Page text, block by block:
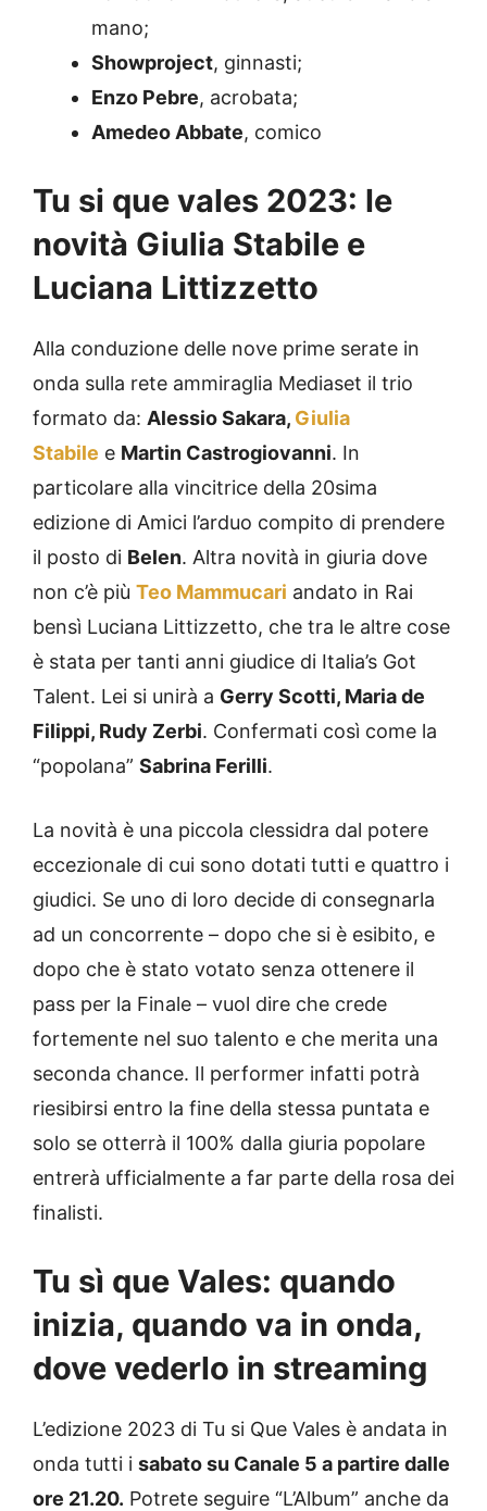
mano;
Showproject, ginnasti;
Enzo Pebre, acrobata;
Amedeo Abbate, comico
Tu si que vales 2023: le
novità Giulia Stabile e
Luciana Littizzetto
Alla conduzione delle nove prime serate in
onda sulla rete ammiraglia Mediaset il trio
formato da: Alessio Sakara, Giulia
Stabile e Martin Castrogiovanni. In
particolare alla vincitrice della 20sima
edizione di Amici l’arduo compito di prendere
il posto di Belen. Altra novità in giuria dove
non c’è più Teo Mammucari andato in Rai
bensì Luciana Littizzetto, che tra le altre cose
è stata per tanti anni giudice di Italia’s Got
Talent. Lei si unirà a Gerry Scotti, Maria de
Filippi, Rudy Zerbi. Confermati così come la
“popolana” Sabrina Ferilli.
La novità è una piccola clessidra dal potere
eccezionale di cui sono dotati tutti e quattro i
giudici. Se uno di loro decide di consegnarla
ad un concorrente – dopo che si è esibito, e
dopo che è stato votato senza ottenere il
pass per la Finale – vuol dire che crede
fortemente nel suo talento e che merita una
seconda chance. Il performer infatti potrà
riesibirsi entro la fine della stessa puntata e
solo se otterrà il 100% dalla giuria popolare
entrerà ufficialmente a far parte della rosa dei
finalisti.
Tu sì que Vales: quando
inizia, quando va in onda,
dove vederlo in streaming
L’edizione 2023 di Tu si Que Vales è andata in
onda tutti i sabato su Canale 5 a partire dalle
ore 21.20. Potrete seguire “L’Album” anche da